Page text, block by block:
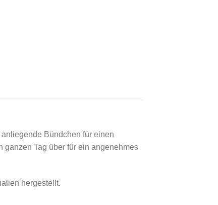
Bündchen für einen
ganzen Tag über für ein angenehmes
hergestellt.